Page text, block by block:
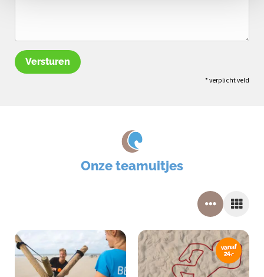
Versturen
* verplicht veld
Onze teamuitjes
vanaf
24,-